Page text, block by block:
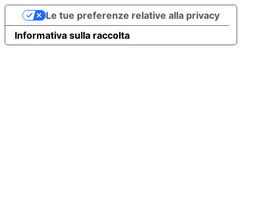
Informativa sulla raccolta
Le tue preferenze relative alla privacy